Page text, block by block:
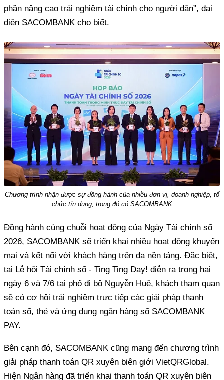
phần nâng cao trải nghiệm tài chính cho người dân”, đại
diện SACOMBANK cho biết.
Chương trình nhận được sự đồng hành của nhiều đơn vị, doanh nghiệp, tổ
chức tín dụng, trong đó có SACOMBANK
Đồng hành cùng chuỗi hoạt động của Ngày Tài chính số
2026, SACOMBANK sẽ triển khai nhiều hoạt động khuyến
mại và kết nối với khách hàng trên đa nền tảng. Đặc biệt,
tại Lễ hội Tài chính số - Ting Ting Day! diễn ra trong hai
ngày 6 và 7/6 tại phố đi bộ Nguyễn Huệ, khách tham quan
sẽ có cơ hội trải nghiệm trực tiếp các giải pháp thanh
toán số, thẻ và ứng dụng ngân hàng số SACOMBANK
PAY.
Bên cạnh đó, SACOMBANK cũng mang đến chương trình
giải pháp thanh toán QR xuyên biên giới VietQRGlobal.
Hiện Ngân hàng đã triển khai thanh toán QR xuyên biên